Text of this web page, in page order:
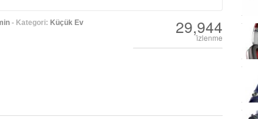
- Kategori:Küçük Ev
29,944
i̇zlenme